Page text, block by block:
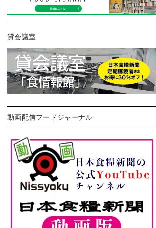
貸会議室
動画配信フードジャーナル